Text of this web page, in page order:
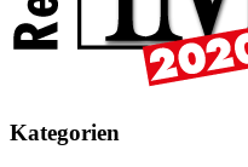
Kategorien